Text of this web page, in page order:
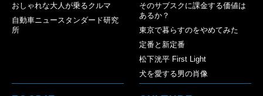
おしゃれな大人が乗るクルマ
自動車ニュースタンダード研究
所
そのサブスクに課金する価値は
あるか？
東京で暮らすのをやめてみた
定番と新定番
松下洸平 First Light
犬を愛する男の肖像